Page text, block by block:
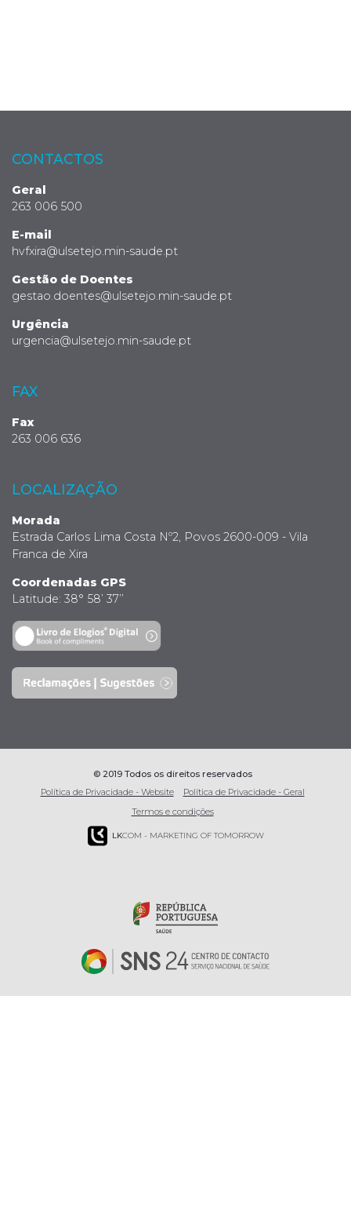
CONTACTOS
Geral
263 006 500
E-mail
hvfxira@ulsetejo.min-saude.pt
Gestão de Doentes
gestao.doentes@ulsetejo.min-saude.pt
Urgência
urgencia@ulsetejo.min-saude.pt
FAX
Fax
263 006 636
LOCALIZAÇÃO
Morada
Estrada Carlos Lima Costa Nº2, Povos 2600-009 - Vila
Franca de Xira
Coordenadas GPS
Latitude: 38° 58’ 37’’
© 2019 Todos os direitos reservados
Política de Privacidade - Website
Política de Privacidade - Geral
Termos e condições
LKCOM - MARKETING OF TOMORROW